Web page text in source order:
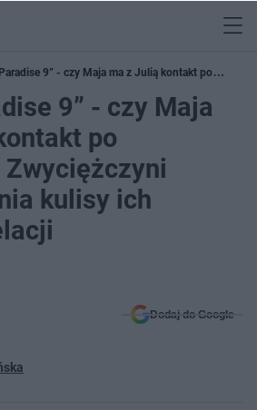
9” - czy Maja ma z Julią kontakt po
ujawnia kulisy ich burzliwej relacji
9” - czy Maja
po
kulisy ich
Dodaj do Google